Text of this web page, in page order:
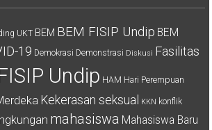
UKT BEM BEM FISIP Undip BEM
19 Demokrasi Demonstrasi Diskusi Fasilitas
Undip HAM Hari Perempuan
Kekerasan seksual KKN konflik
mahasiswa Mahasiswa Baru